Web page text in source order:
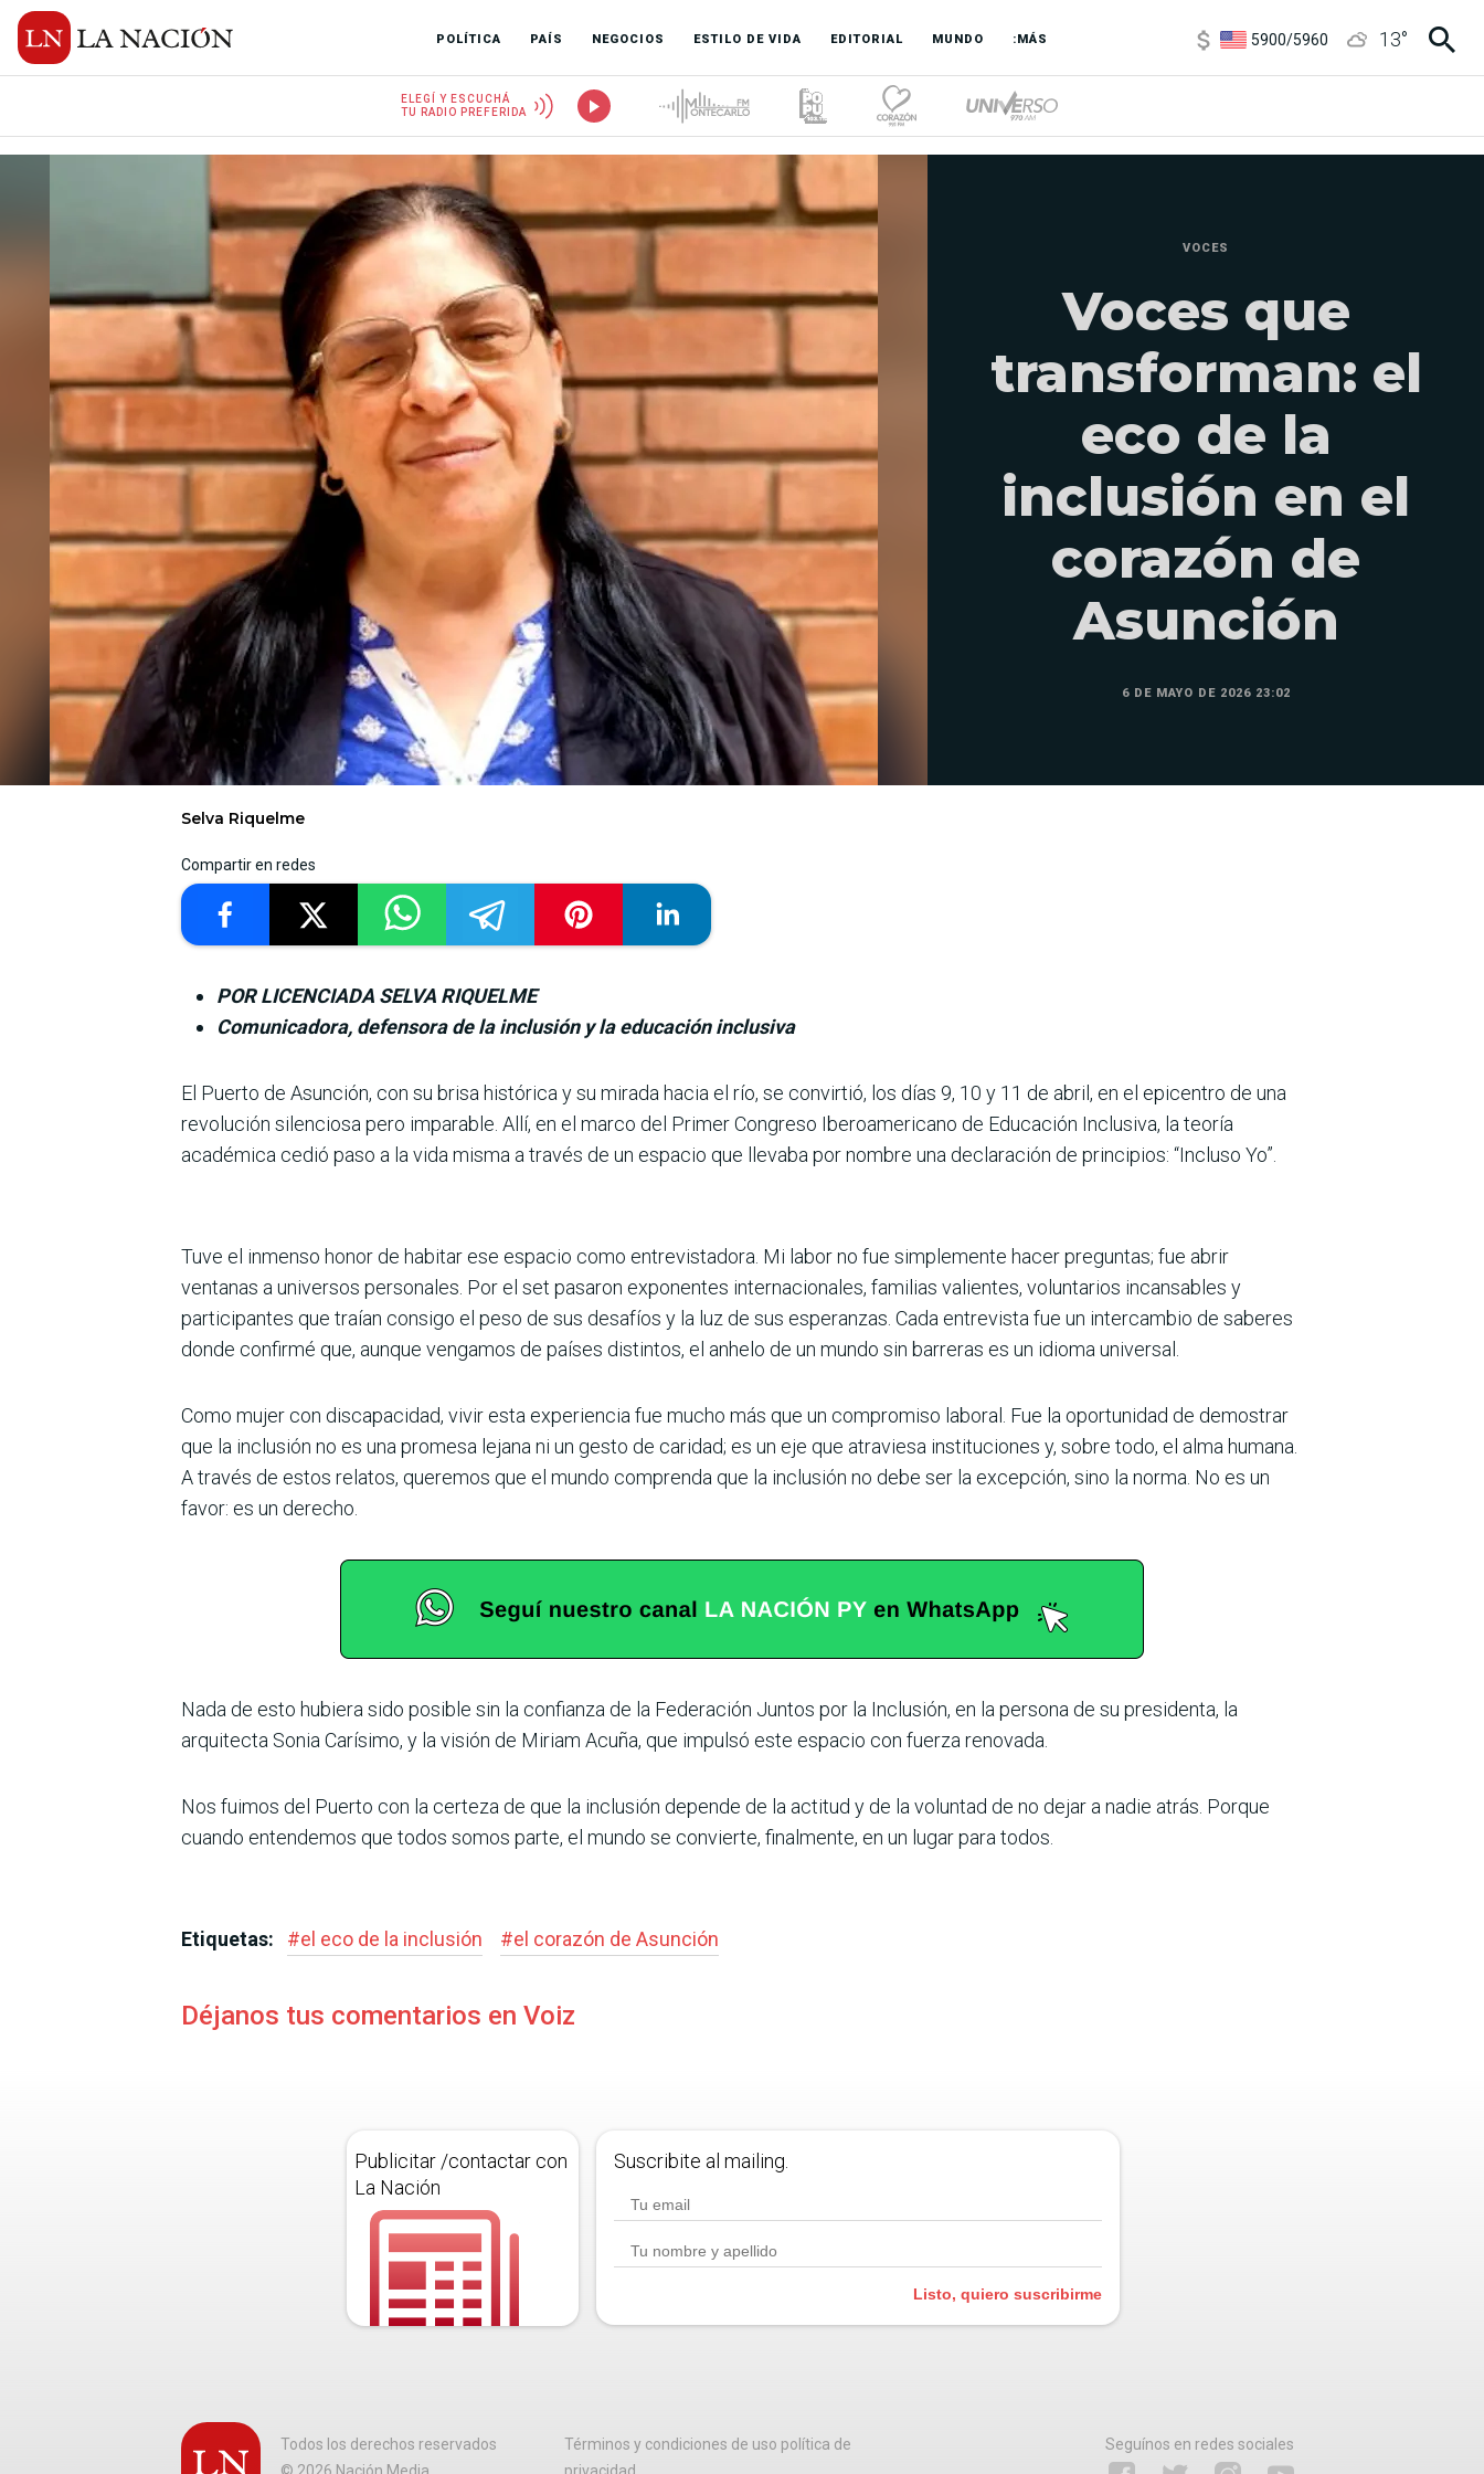
POLÍTICA PAÍS NEGOCIOS ESTILO DE VIDA EDITORIAL MUNDO :MÁS
5900/5960
5900/5960
13°
ELEGÍ Y ESCUCHÁ
TU RADIO PREFERIDA
VOCES
Voces que
transforman: el
eco de la
inclusión en el
corazón de
Asunción
6 DE MAYO DE 2026 23:02
Selva Riquelme
Compartir en redes
POR LICENCIADA SELVA RIQUELME
Comunicadora, defensora de la inclusión y la educación inclusiva
El Puerto de Asunción, con su brisa histórica y su mirada hacia el río, se convirtió, los días 9, 10 y 11 de abril, en el epicentro de una
revolución silenciosa pero imparable. Allí, en el marco del Primer Congreso Iberoamericano de Educación Inclusiva, la teoría
académica cedió paso a la vida misma a través de un espa­cio que llevaba por nombre una declaración de principios: “Incluso Yo”.
Tuve el inmenso honor de habitar ese espacio como entrevistadora. Mi labor no fue simplemente hacer pre­guntas; fue abrir
ventanas a universos personales. Por el set pasaron exponentes inter­nacionales, familias valien­tes, voluntarios incansables y
participantes que traían consigo el peso de sus desa­fíos y la luz de sus esperanzas. Cada entrevista fue un inter­cambio de saberes
donde con­firmé que, aunque vengamos de países distintos, el anhelo de un mundo sin barreras es un idioma universal.
Como mujer con discapaci­dad, vivir esta experiencia fue mucho más que un com­promiso laboral. Fue la opor­tunidad de demostrar
que la inclusión no es una promesa lejana ni un gesto de cari­dad; es un eje que atraviesa instituciones y, sobre todo, el alma humana.
A través de estos relatos, queremos que el mundo comprenda que la inclusión no debe ser la excep­ción, sino la norma. No es un
favor: es un derecho.
Nada de esto hubiera sido posi­ble sin la confianza de la Federación Juntos por la Inclusión, en la persona de su presidenta, la
arquitecta Sonia Carísimo, y la visión de Miriam Acuña, que impulsó este espacio con fuerza renovada.
Nos fuimos del Puerto con la certeza de que la inclu­sión depende de la actitud y de la voluntad de no dejar a nadie atrás. Porque
cuando entendemos que todos somos parte, el mundo se convierte, finalmente, en un lugar para todos.
Etiquetas: #el eco de la inclusión #el corazón de Asunción
Déjanos tus comentarios en Voiz
Publicitar /contactar con
La Nación
Suscribite al mailing.
Listo, quiero suscribirme
Todos los derechos reservados
Términos y condiciones de uso política de
Seguínos en redes sociales